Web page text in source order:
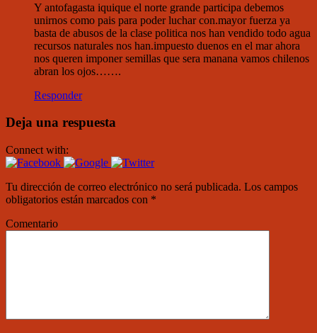
Y antofagasta iquique el norte grande participa debemos
unirnos como pais para poder luchar con.mayor fuerza ya
basta de abusos de la clase politica nos han vendido todo agua
recursos naturales nos han.impuesto duenos en el mar ahora
nos queren imponer semillas que sera manana vamos chilenos
abran los ojos…….
Responder
Deja una respuesta
Connect with:
Tu dirección de correo electrónico no será publicada. Los campos
obligatorios están marcados con *
Comentario